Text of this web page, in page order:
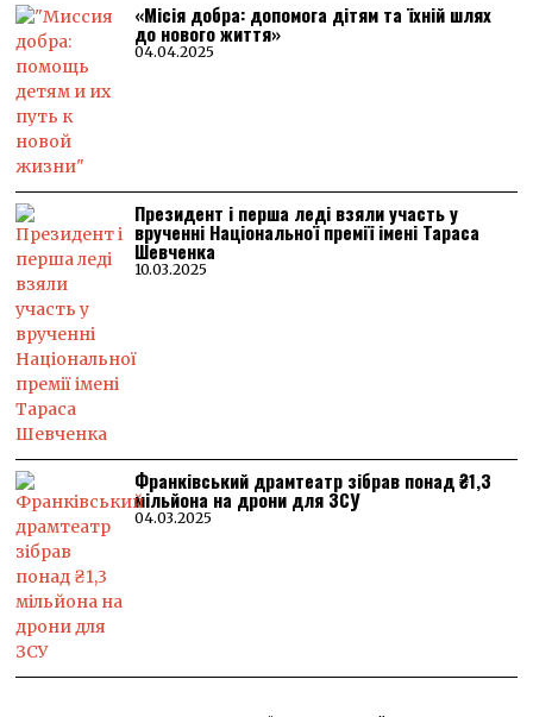
«Місія добра: допомога дітям та їхній шлях
до нового життя»
04.04.2025
Президент і перша леді взяли участь у
врученні Національної премії імені Тараса
Шевченка
10.03.2025
Франківський драмтеатр зібрав понад ₴1,3
мільйона на дрони для ЗСУ
04.03.2025